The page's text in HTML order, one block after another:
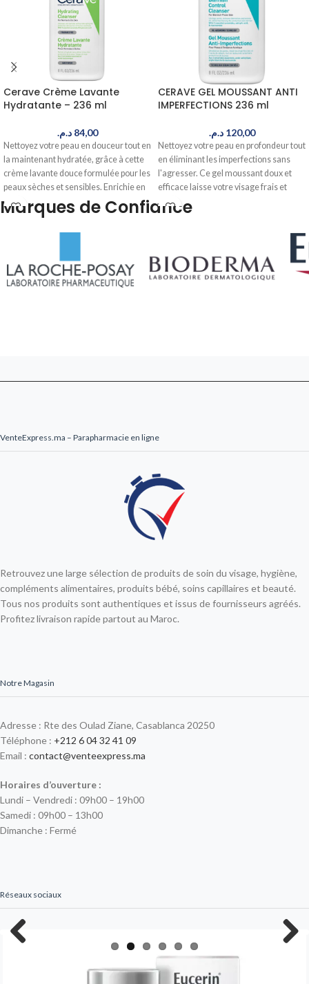
Cerave Crème Lavante
Hydratante – 236 ml
84,00 د.م.
Nettoyez votre peau en douceur tout en
la maintenant hydratée, grâce à cette
crème lavante douce formulée pour les
peaux sèches et sensibles. Enrichie en
céramides et acide hyaluronique, elle
élimine les impuretés sans dessécher.
CERAVE GEL MOUSSANT ANTI
IMPERFECTIONS 236 ml
120,00 د.م.
Nettoyez votre peau en profondeur tout
en éliminant les imperfections sans
l'agresser. Ce gel moussant doux et
efficace laisse votre visage frais et
purifié. Commandez maintenant, livré
en 24-48h au Maroc.
Marques de Confiance
VenteExpress.ma – Parapharmacie en ligne
Retrouvez une large sélection de produits de soin du visage, hygiène,
compléments alimentaires, produits bébé, soins capillaires et beauté.
Tous nos produits sont authentiques et issus de fournisseurs agréés.
Profitez livraison rapide partout au Maroc.
Notre Magasin
Adresse : Rte des Oulad Ziane, Casablanca 20250
Téléphone : +212 6 04 32 41 09
Email : contact@venteexpress.ma
Horaires d’ouverture :
Lundi – Vendredi : 09h00 – 19h00
Samedi : 09h00 – 13h00
Dimanche : Fermé
Réseaux sociaux